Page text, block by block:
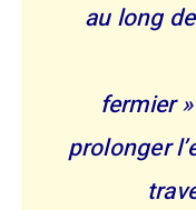
au long
fermier
prolonger